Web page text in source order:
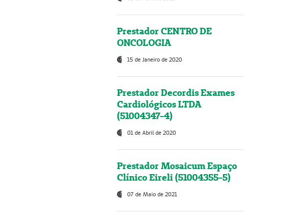
Prestador CENTRO DE
ONCOLOGIA
15 de Janeiro de 2020
Prestador Decordis Exames
Cardiológicos LTDA
(51004347-4)
01 de Abril de 2020
Prestador Mosaicum Espaço
Clínico Eireli (51004355-5)
07 de Maio de 2021